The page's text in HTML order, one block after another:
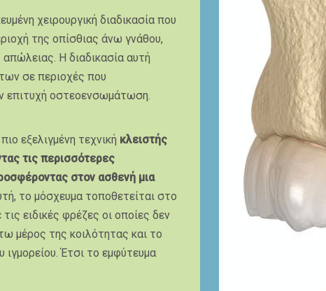
χειρουργική διαδικασία που
της οπίσθιας άνω γνάθου,
απώλειας. Η διαδικασία αυτή
σε περιοχές που
επιτυχή οστεοενσωμάτωση.
εξελιγμένη τεχνική κλειστής
τις περισσότερες
στον ασθενή μια
το μόσχευμα τοποθετείται στο
ειδικές φρέζες οι οποίες δεν
μέρος της κοιλότητας και το
Έτσι το εμφύτευμα